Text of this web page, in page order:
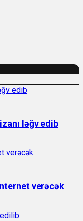
ləğv edib
verəcək